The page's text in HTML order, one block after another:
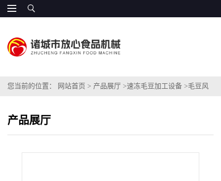
您当前的位置： 网站首页 > 产品展厅 >速冻毛豆加工设备 >毛豆风
产品展厅